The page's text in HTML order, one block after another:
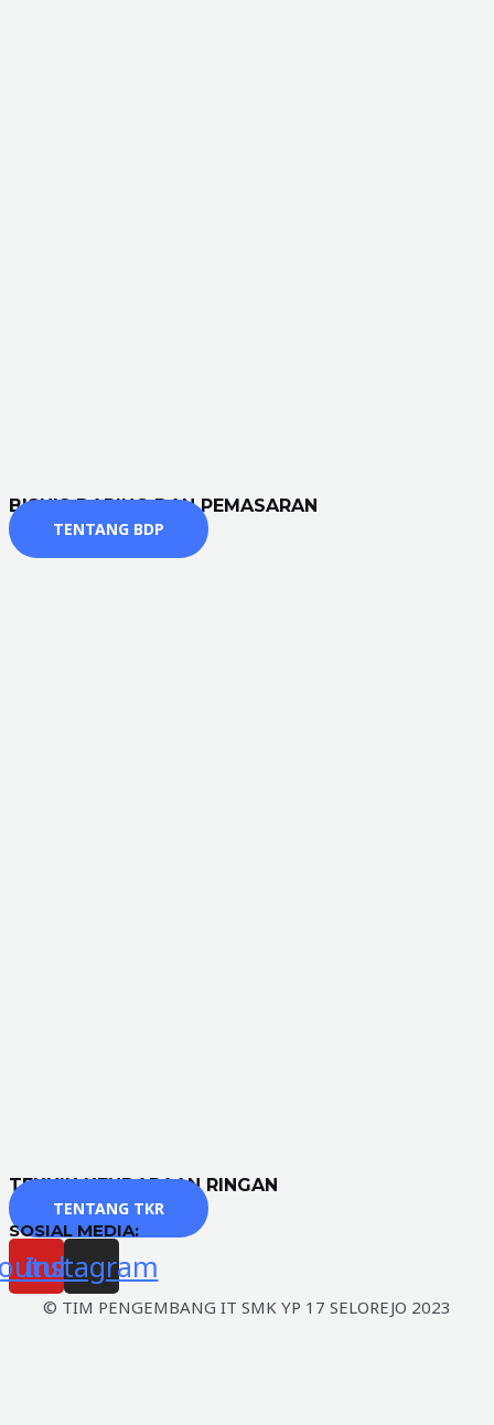
BISNIS DARING DAN PEMASARAN
TENTANG BDP
TEKNIK KENDARAAN RINGAN
TENTANG TKR
SOSIAL MEDIA:
Instagram
© TIM PENGEMBANG IT SMK YP 17 SELOREJO 2023